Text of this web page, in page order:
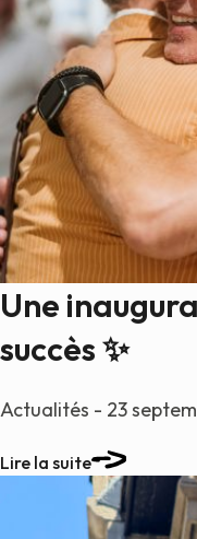
Une
succès ✨
Actualités - 23
Lire la suite